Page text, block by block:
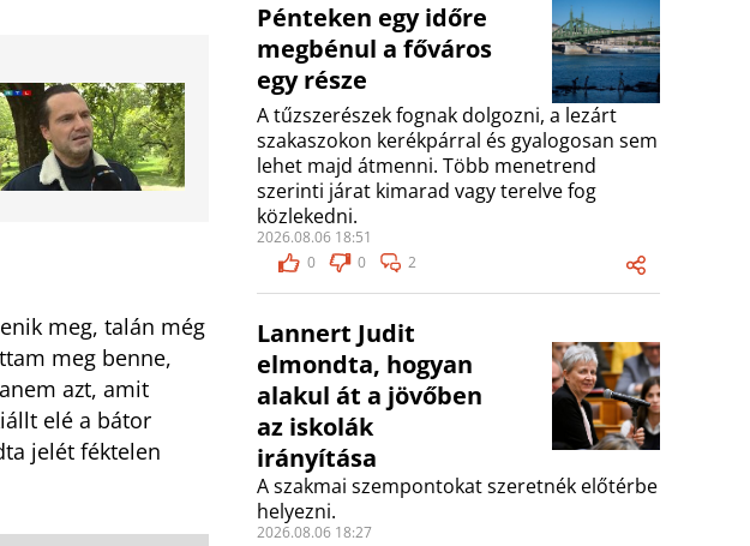
meg, talán még
meg benne,
azt, amit
elé a bátor
jelét féktelen
Pénteken egy időre
megbénul a főváros
egy része
A tűzszerészek fognak dolgozni, a lezárt
szakaszokon kerékpárral és gyalogosan sem
lehet majd átmenni. Több menetrend
szerinti járat kimarad vagy terelve fog
közlekedni.
2026.08.06 18:51
0
0 2
Lannert Judit
elmondta, hogyan
alakul át a jövőben
az iskolák
irányítása
A szakmai szempontokat szeretnék előtérbe
helyezni.
2026.08.06 18:27